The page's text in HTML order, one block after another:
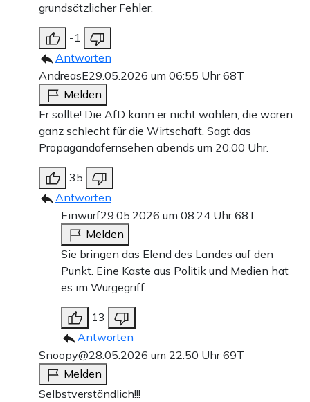
grundsätzlicher Fehler.
-1
Antworten
AndreasE29.05.2026 um 06:55 Uhr68T
Melden
Er sollte! Die AfD kann er nicht wählen, die wären
ganz schlecht für die Wirtschaft. Sagt das
Propagandafernsehen abends um 20.00 Uhr.
35
Antworten
Einwurf29.05.2026 um 08:24 Uhr68T
Melden
Sie bringen das Elend des Landes auf den
Punkt. Eine Kaste aus Politik und Medien hat
es im Würgegriff.
13
Antworten
Snoopy@28.05.2026 um 22:50 Uhr69T
Melden
Selbstverständlich!!!